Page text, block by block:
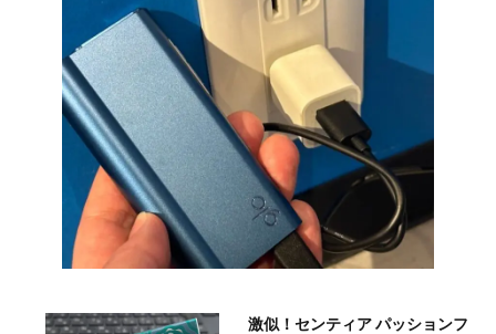
激似！センティア パッションフ